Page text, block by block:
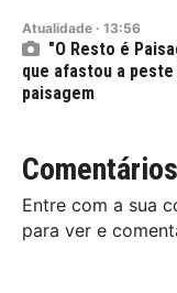
Atualidade · 13:56
"O Resto é
que afastou a
paisagem
Comentários
Entre com a sua
para ver e